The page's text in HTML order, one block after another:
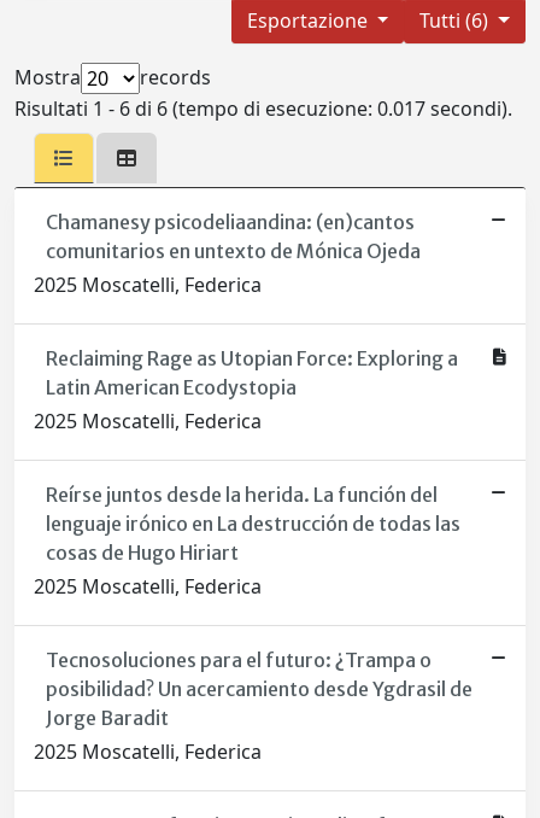
Tutti (6)
Esportazione
Mostra
records
Risultati 1 - 6 di 6 (tempo di esecuzione: 0.017 secondi).
Chamanesy psicodeliaandina: (en)cantos
comunitarios en untexto de Mónica Ojeda
2025 Moscatelli, Federica
Reclaiming Rage as Utopian Force: Exploring a
Latin American Ecodystopia
2025 Moscatelli, Federica
Reírse juntos desde la herida. La función del
lenguaje irónico en La destrucción de todas las
cosas de Hugo Hiriart
2025 Moscatelli, Federica
Tecnosoluciones para el futuro: ¿Trampa o
posibilidad? Un acercamiento desde Ygdrasil de
Jorge Baradit
2025 Moscatelli, Federica